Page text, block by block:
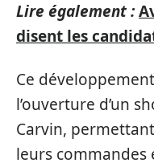
Lire également :
disent les
Ce
l’ouverture d’un
Carvin,
leurs commandes